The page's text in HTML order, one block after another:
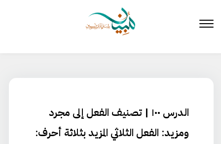
المحتوى
الدرس ١٠٠ | تصنيف الفعل إلى مجرد
ومزيد: الفعل الثلاثي المزيد بثلاثة أحرف: